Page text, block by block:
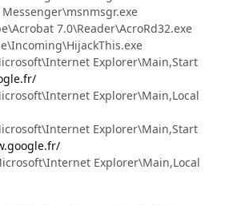
7.0\Reader\AcroRd32.exe
Explorer\Main,Start
Explorer\Main,Local
Explorer\Main,Start
Explorer\Main,Local